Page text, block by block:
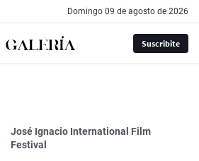
domingo 09 de agosto de 2026
Suscribite
José Ignacio International Film
Festival